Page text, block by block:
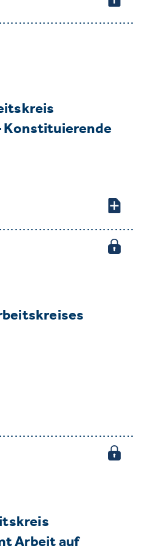
Konstituierende
Arbeit auf